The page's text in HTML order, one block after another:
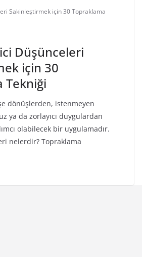
Sakinleştirmek için 30 Topraklama
Düşünceleri
için 30
Tekniği
dönüşlerden, istenmeyen
ya da zorlayıcı duygulardan
olabilecek bir uygulamadır.
nelerdir? Topraklama